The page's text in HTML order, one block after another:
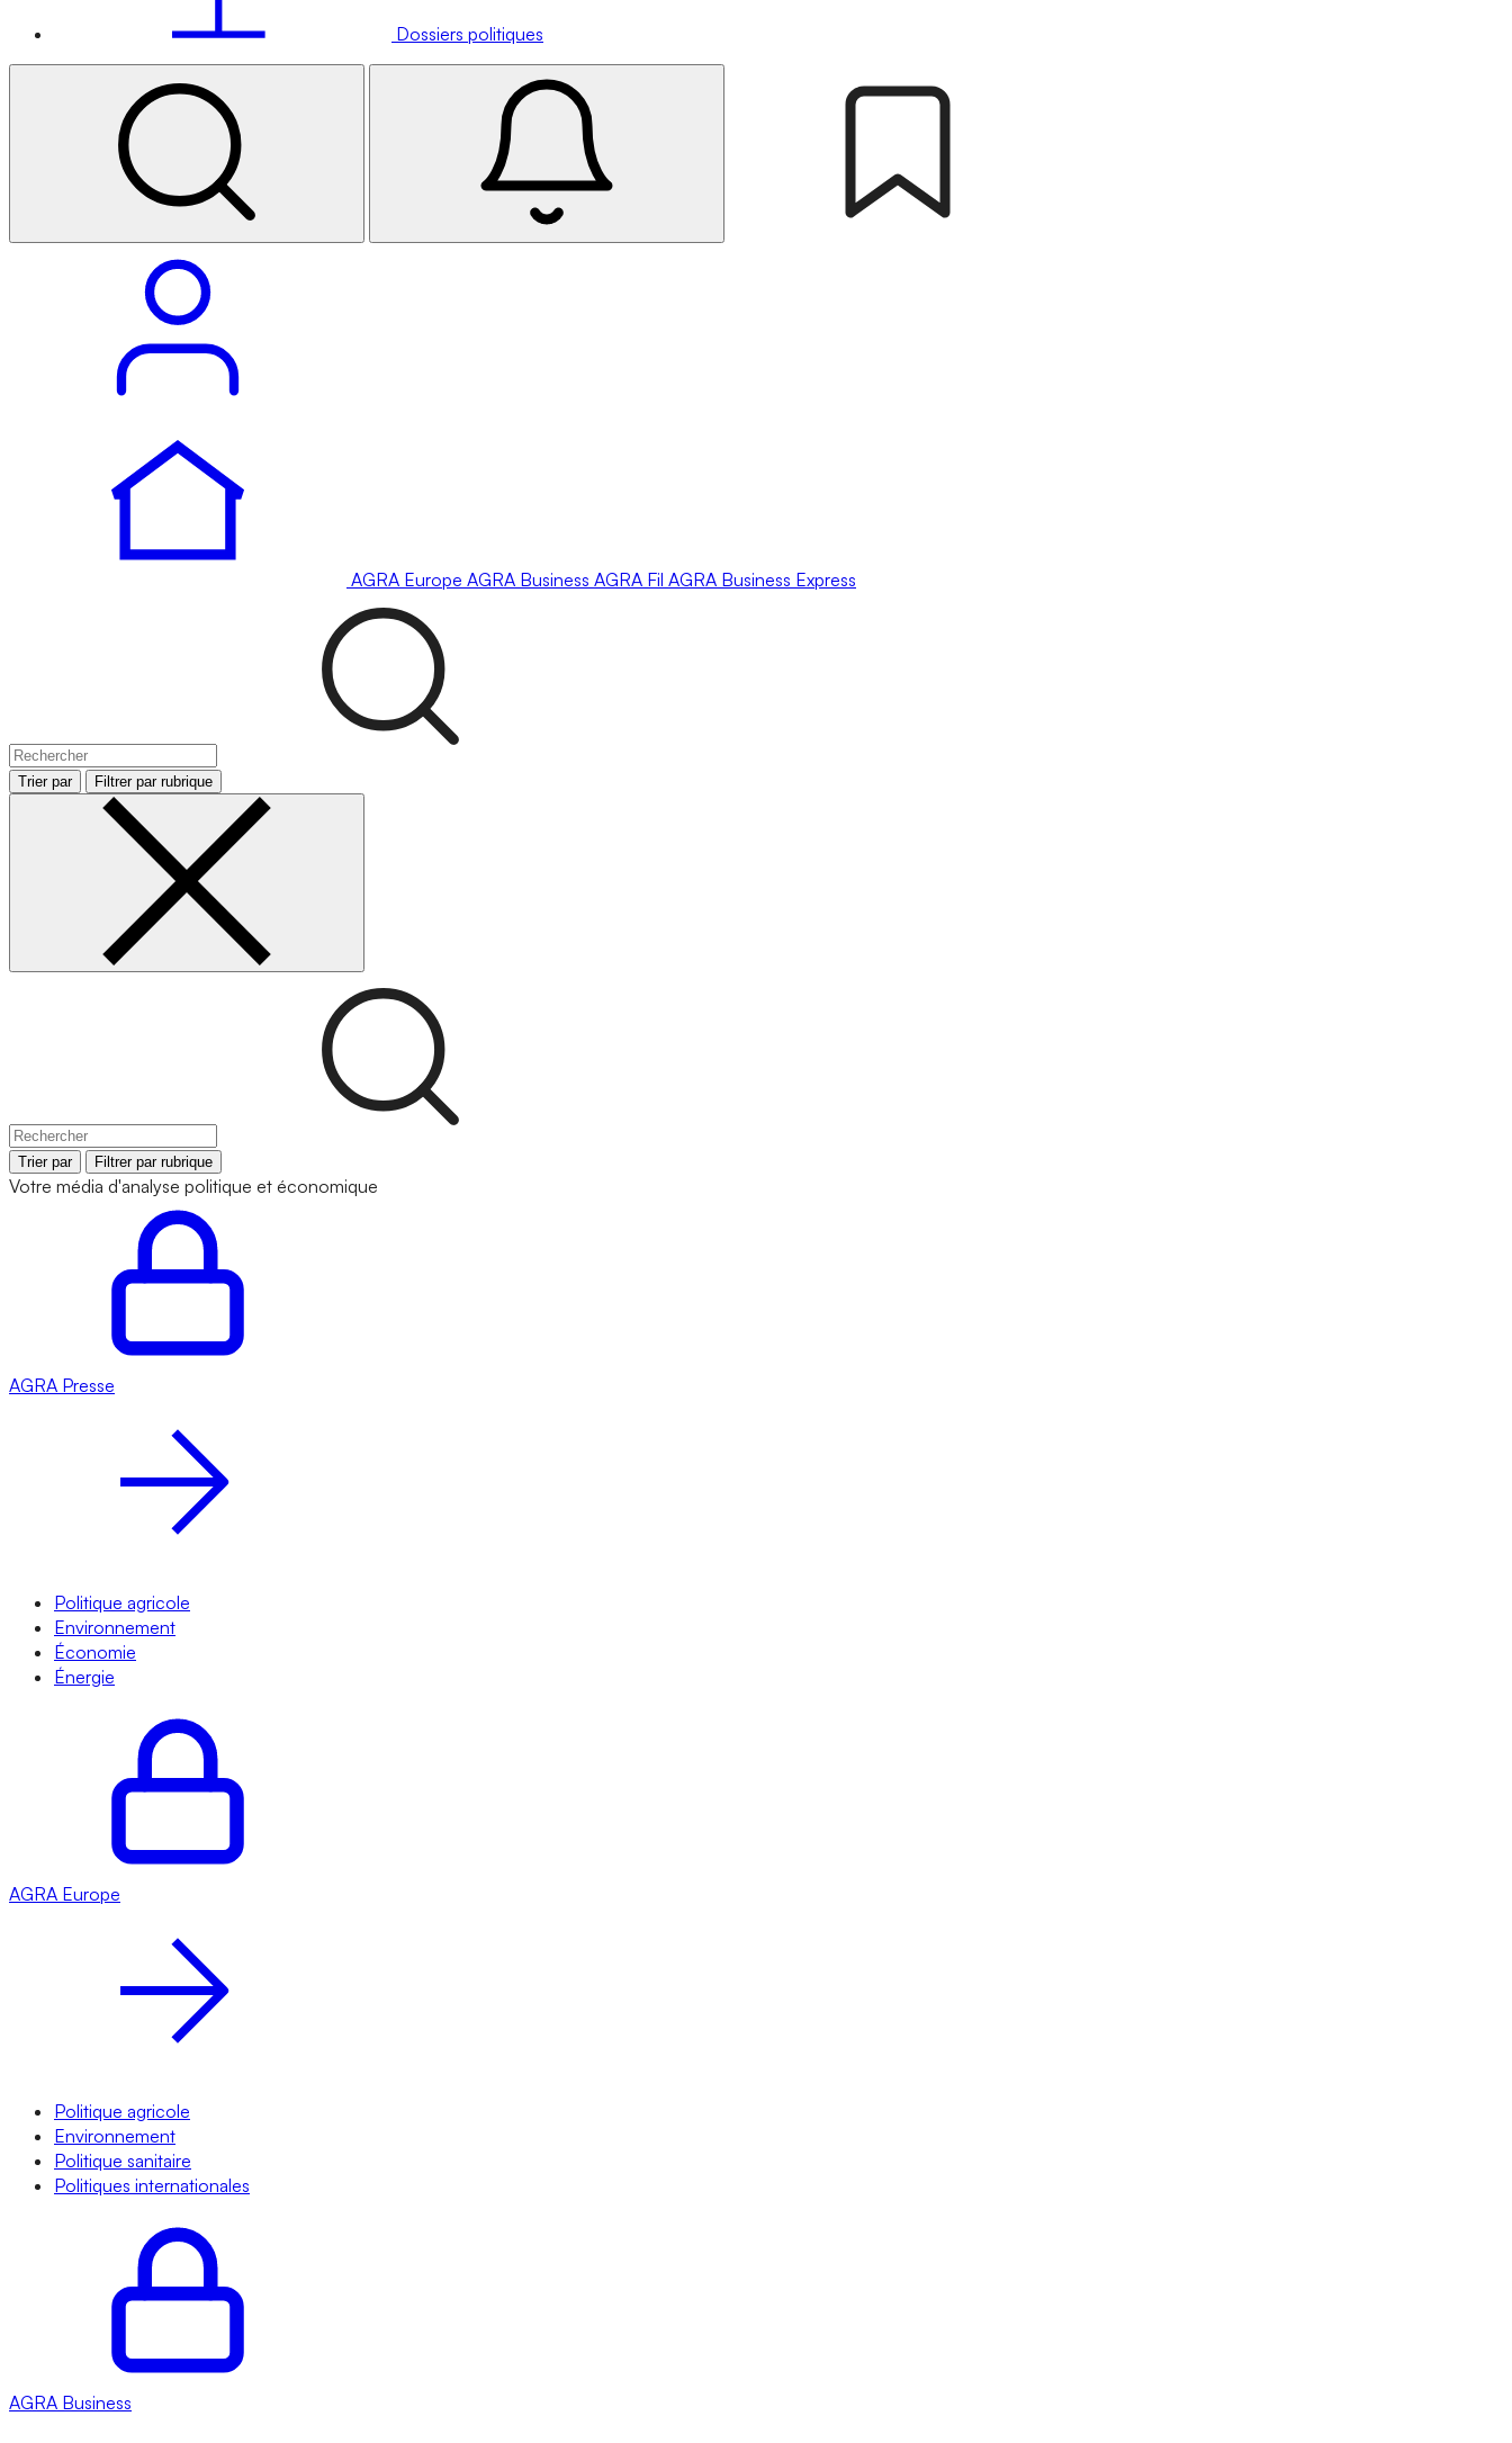
Dossiers politiques
AGRA Europe AGRA Business AGRA Fil AGRA Business Express
Trier par Filtrer par rubrique
Trier par Filtrer par rubrique
Votre média d'analyse politique et économique
AGRA Presse
Politique agricole
Environnement
Économie
Énergie
AGRA Europe
Politique agricole
Environnement
Politique sanitaire
Politiques internationales
AGRA Business